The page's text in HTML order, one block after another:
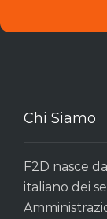
Chi Siamo
F2D nasce
italiano dei